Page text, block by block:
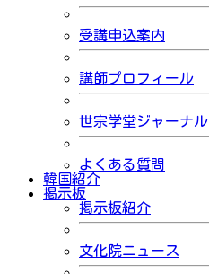
受講申込案内
講師プロフィール
世宗学堂ジャーナル
よくある質問
韓国紹介
掲示板
掲示板紹介
文化院ニュース